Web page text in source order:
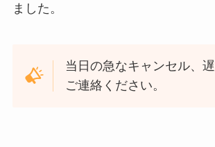
ました。
当日の急なキャンセル、
ご連絡ください。